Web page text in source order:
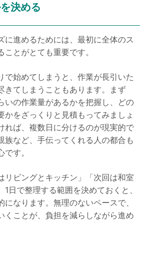
決める
に進めるためには、最初に全体のス
とがとても重要です。
で始めてしまうと、作業が長引いた
きてしまうこともあります。まず
いの作業量があるかを把握し、どの
かをざっくりと見積もってみましょ
れば、複数日に分けるのが現実的で
族など、手伝ってくれる人の都合も
す。
リビングとキッチン」「次回は和室
1日で整理する範囲を決めておくと、
なります。無理のないペースで、
くことが、負担を減らしながら進め